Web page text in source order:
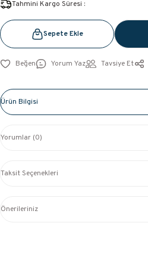
Tahmini Kargo Süresi :
Sepete Ekle
Yorum Yaz Tavsiye Et
Ürün Bilgisi
Yorumlar (0)
Taksit Seçenekleri
Önerileriniz